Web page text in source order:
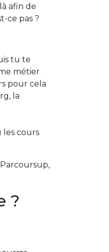
afin de
ce pas ?
tu te
métier
pour cela
la
les cours
?